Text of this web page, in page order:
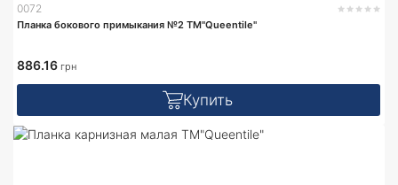
0072
Планка бокового примыкания №2 TM"Queentile"
886.16 грн
Купить